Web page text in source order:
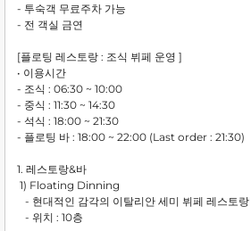
- 투숙객 무료주차 가능
- 전 객실 금연
[플로팅 레스토랑 : 조식 뷔페 운영 ]
• 이용시간
- 조식 : 06:30 ~ 10:00
- 중식 : 11:30 ~ 14:30
- 석식 : 18:00 ~ 21:30
- 플로팅 바 : 18:00 ~ 22:00 (Last order : 21:30)
1. 레스토랑&바
1) Floating Dinning
- 현대적인 감각의 이탈리안 세미 뷔페 레스토랑
- 위치 : 10층